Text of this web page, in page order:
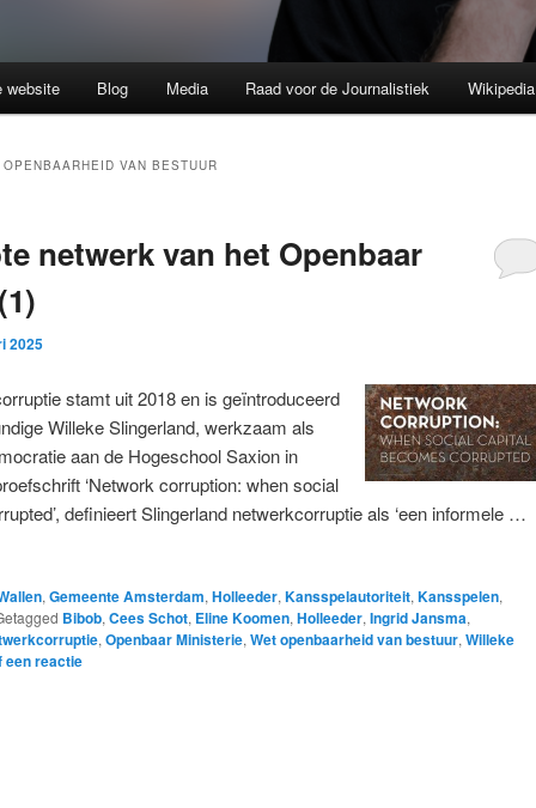
website Blog Media Raad voor de Journalistiek Wikipedia
OPENBAARHEID VAN BESTUUR
netwerk van het Openbaar
2025
stamt uit 2018 en is geïntroduceerd
Willeke Slingerland, werkzaam als
aan de Hogeschool Saxion in
‘Network corruption: when social
definieert Slingerland netwerkcorruptie als ‘een informele …
, Gemeente Amsterdam, Holleeder, Kansspelautoriteit, Kansspelen,
Bibob, Cees Schot, Eline Koomen, Holleeder, Ingrid Jansma,
, Openbaar Ministerie, Wet openbaarheid van bestuur, Willeke
een reactie